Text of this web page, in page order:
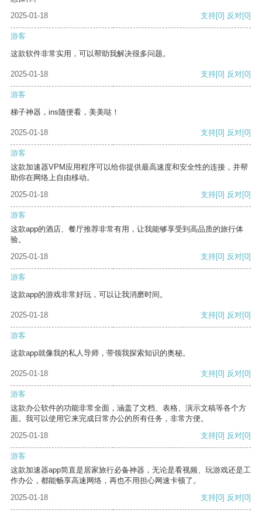
2025-01-18
支持[0] 反对[0]
游客
这款软件非常实用，可以帮助我解决很多问题。
2025-01-18 支持[0] 反对[0]
游客
梯子神器，ins随便看，美美哒！
2025-01-18 支持[0] 反对[0]
游客
这款加速器VPM应用程序可以给你提供最高速度和安全性的连接，并帮
助你在网络上自由移动。
2025-01-18
支持[0] 反对[0]
游客
这款app的酒店、餐厅推荐非常有用，让我能够享受到高品质的旅行体
验。
2025-01-18
支持[0] 反对[0]
游客
这款app的游戏非常好玩，可以让我消磨时间。
2025-01-18 支持[0] 反对[0]
游客
这款app就像我的私人导师，带领我探索知识的奥秘。
2025-01-18 支持[0] 反对[0]
游客
这款办公软件的功能非常全面，涵盖了文档、表格、演示文稿等各个方
面。我可以使用它来完成日常办公的所有任务，非常方便。
2025-01-18
支持[0] 反对[0]
游客
这款加速器app简直是居家旅行必备神器，无论是看视频、玩游戏还是工
作办公，都能畅享高速网络，再也不用担心网速卡顿了。
2025-01-18
支持[0] 反对[0]